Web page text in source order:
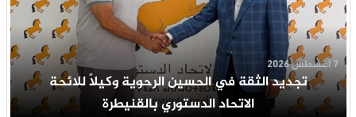
تجديد الثقة في الحسين الرحوية وكيلاً للائحة
الاتحاد الدستوري بالقنيطرة
7 أغسطس 2026